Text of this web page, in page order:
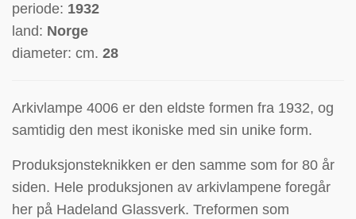
periode: 1932
land: Norge
diameter: cm. 28
Arkivlampe 4006 er den eldste formen fra 1932, og
samtidig den mest ikoniske med sin unike form.
Produksjonsteknikken er den samme som for 80 år
siden. Hele produksjonen av arkivlampene foregår
her på Hadeland Glassverk. Treformen som